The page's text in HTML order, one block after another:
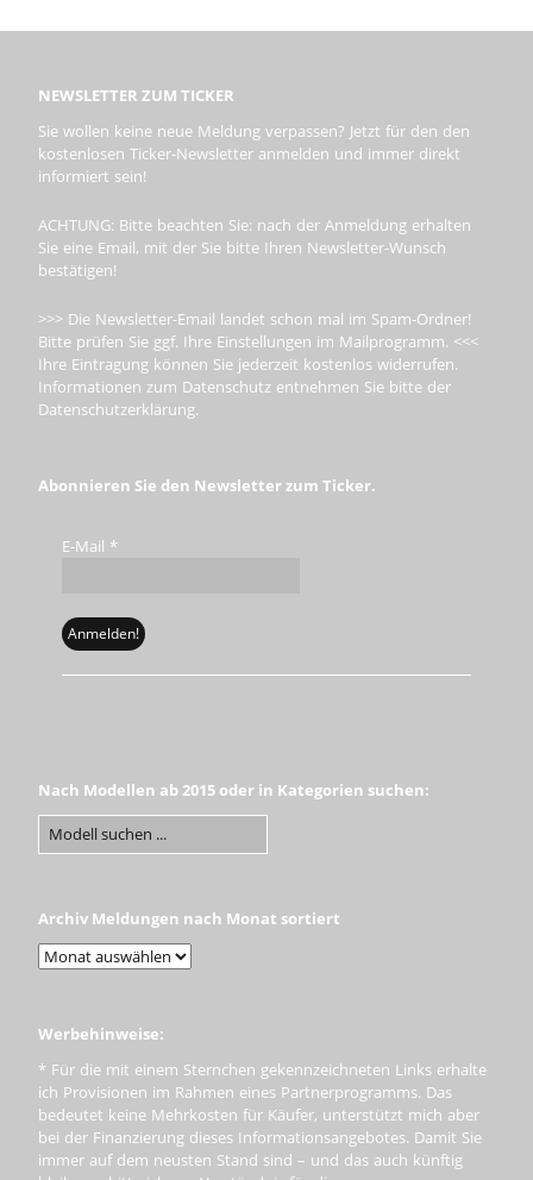
NEWSLETTER ZUM TICKER
Sie wollen keine neue Meldung verpassen? Jetzt für den den
kostenlosen Ticker-Newsletter anmelden und immer direkt
informiert sein!
ACHTUNG: Bitte beachten Sie: nach der Anmeldung erhalten
Sie eine Email, mit der Sie bitte Ihren Newsletter-Wunsch
bestätigen!
>>> Die Newsletter-Email landet schon mal im Spam-Ordner!
Bitte prüfen Sie ggf. Ihre Einstellungen im Mailprogramm. <<<
Ihre Eintragung können Sie jederzeit kostenlos widerrufen.
Informationen zum Datenschutz entnehmen Sie bitte der
Datenschutzerklärung.
Abonnieren Sie den Newsletter zum Ticker.
E-Mail *
Nach Modellen ab 2015 oder in Kategorien suchen:
Archiv Meldungen nach Monat sortiert
Werbehinweise:
* Für die mit einem Sternchen gekennzeichneten Links erhalte
ich Provisionen im Rahmen eines Partnerprogramms. Das
bedeutet keine Mehrkosten für Käufer, unterstützt mich aber
bei der Finanzierung dieses Informationsangebotes. Damit Sie
immer auf dem neusten Stand sind – und das auch künftig